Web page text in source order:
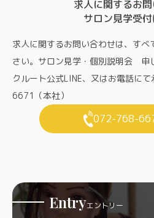
求人に関するお問
サロン見学受
求人に関するお問い合わせは、す
さい。サロン見学・個別説明会 申
クルート公式LINE、又はお電話に
6671（本社）
072-768-
Entryエントリー